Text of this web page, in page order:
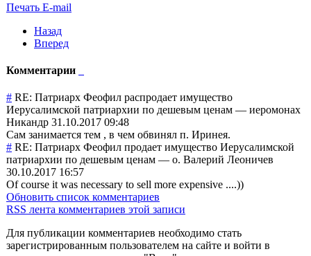
Печать E-mail
Назад
Вперед
Комментарии
# RE: Патриарх Феофил распродает имущество
Иерусалимской патриархии по дешевым ценам — иеромонах
Никандр 31.10.2017 09:48
Сам занимается тем , в чем обвинял п. Иринея.
# RE: Патриарх Феофил продает имущество Иерусалимской
патриархии по дешевым ценам — о. Валерий Леоничев
30.10.2017 16:57
Of course it was necessary to sell more expensive ....))
Обновить список комментариев
RSS лента комментариев этой записи
Для публикации комментариев необходимо стать
зарегистрированным пользователем на сайте и войти в